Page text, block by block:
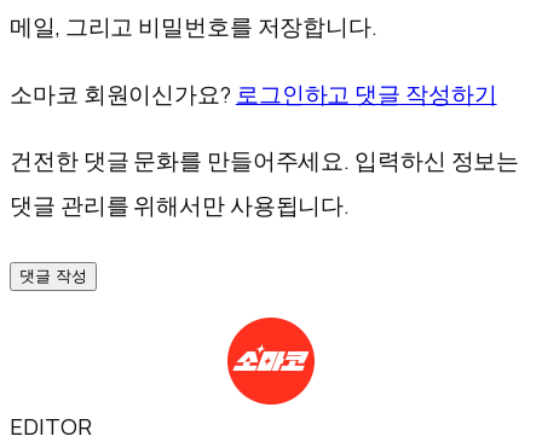
메일, 그리고 비밀번호를 저장합니다.
소마코 회원이신가요? 로그인하고 댓글 작성하기
건전한 댓글 문화를 만들어주세요. 입력하신 정보는
댓글 관리를 위해서만 사용됩니다.
댓글 작성
EDITOR